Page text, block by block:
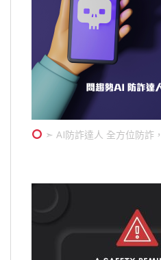
➣ AI防詐達人 全方位防詐